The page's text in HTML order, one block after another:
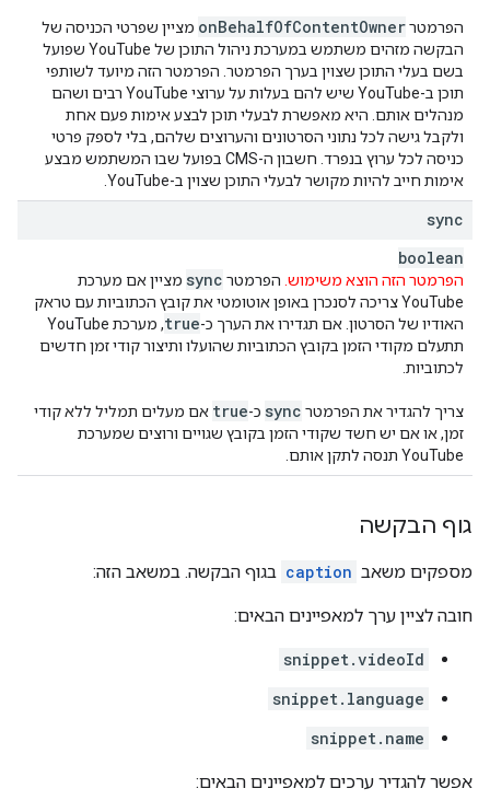
הפרמטר onBehalfOfContentOwner
מציין שפרטי הכניסה של
הבקשה מזהים משתמש במערכת ניהול התוכן של YouTube שפועל
בשם בעלי התוכן שצוין בערך הפרמטר. הפרמטר הזה מיועד לשותפי
תוכן ב-YouTube שיש להם בעלות על ערוצי YouTube רבים ושהם
מנהלים אותם. היא מאפשרת לבעלי תוכן לבצע אימות פעם אחת
ולקבל גישה לכל נתוני הסרטונים והערוצים שלהם, בלי לספק פרטי
כניסה לכל ערוץ בנפרד. חשבון ה-CMS בפועל שבו המשתמש מבצע
אימות חייב להיות מקושר לבעלי התוכן שצוין ב-YouTube.
sync
boolean
הפרמטר הזה הוצא משימוש. הפרמטר sync מציין אם מערכת
YouTube צריכה לסנכרן באופן אוטומטי את קובץ הכתוביות עם טראק
האודיו של הסרטון. אם תגדירו את הערך כ-true
, מערכת YouTube
תתעלם מקודי הזמן בקובץ הכתוביות שהועלו ותיצור קודי זמן חדשים
לכתוביות.
צריך להגדיר את הפרמטר sync כ-true אם מעלים תמליל ללא קודי
זמן, או אם יש חשד שקודי הזמן בקובץ שגויים ורוצים שמערכת
YouTube תנסה לתקן אותם.
גוף הבקשה
מספקים משאב caption בגוף הבקשה. במשאב הזה:
חובה לציין ערך למאפיינים הבאים:
snippet.videoId
snippet.language
snippet.name
אפשר להגדיר ערכים למאפיינים הבאים: